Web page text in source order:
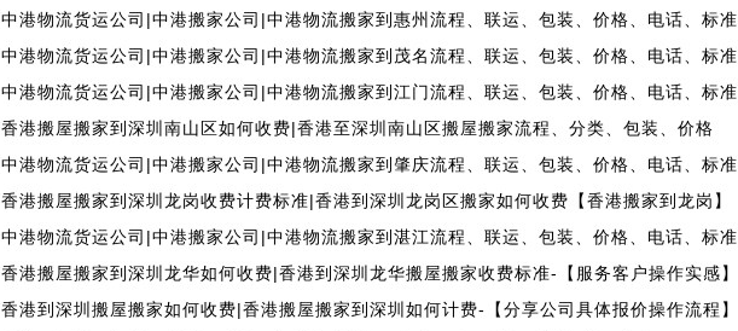
中港物流货运公司|中港搬家公司|中港物流搬家到惠州流程、联运、包装、价格、电话、标准
中港物流货运公司|中港搬家公司|中港物流搬家到茂名流程、联运、包装、价格、电话、标准
中港物流货运公司|中港搬家公司|中港物流搬家到江门流程、联运、包装、价格、电话、标准
香港搬屋搬家到深圳南山区如何收费|香港至深圳南山区搬屋搬家流程、分类、包装、价格
中港物流货运公司|中港搬家公司|中港物流搬家到肇庆流程、联运、包装、价格、电话、标准
香港搬屋搬家到深圳龙岗收费计费标准|香港到深圳龙岗区搬家如何收费【香港搬家到龙岗】
中港物流货运公司|中港搬家公司|中港物流搬家到湛江流程、联运、包装、价格、电话、标准
香港搬屋搬家到深圳龙华如何收费|香港到深圳龙华搬屋搬家收费标准-【服务客户操作实感】
香港到深圳搬屋搬家如何收费|香港搬屋搬家到深圳如何计费-【分享公司具体报价操作流程】